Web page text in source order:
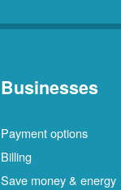
Businesses
Payment options
Billing
Save money & energy